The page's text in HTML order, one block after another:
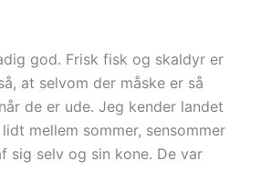
god. Frisk fisk og skaldyr er
at selvom der måske er så
de er ude. Jeg kender landet
mellem sommer, sensommer
sig selv og sin kone. De var